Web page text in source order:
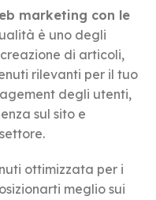
marketing con le
è uno degli
di articoli,
rilevanti per il tuo
degli utenti,
sul sito e
ottimizzata per i
meglio sui